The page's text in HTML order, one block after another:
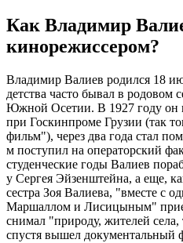
Как Владимир
кинорежиссером?
Владимир Валиев родился 18
детства часто бывал в родовом
Южной Осетии. В 1927 году он
при Госкинпроме Грузии (так
фильм"), через два года стал
м поступил на операторский
студенческие годы Валиев
у Сергея Эйзенштейна, а еще,
сестра Зоя Валиева, "вместе с
Маршаллом и Лисицыным"
снимал "природу, жителей
спустя вышел документальный